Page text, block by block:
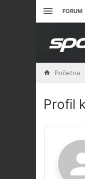
FORUM
Početna
Profil